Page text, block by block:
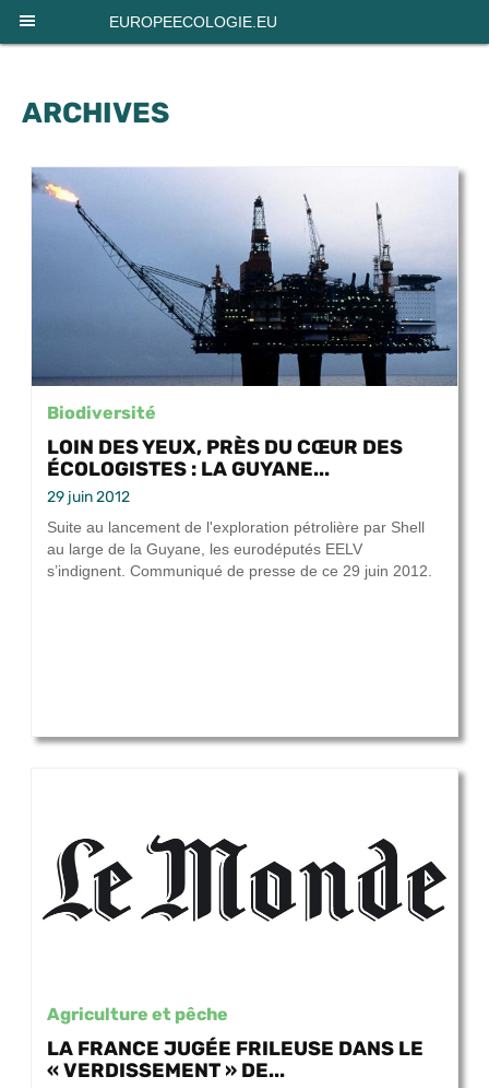
EUROPEECOLOGIE.EU
ARCHIVES
Biodiversité
LOIN DES YEUX, PRÈS DU CŒUR DES
ÉCOLOGISTES : LA GUYANE...
29 juin 2012
Suite au lancement de l'exploration pétrolière par Shell
au large de la Guyane, les eurodéputés EELV
s’indignent. Communiqué de presse de ce 29 juin 2012.
Agriculture et pêche
LA FRANCE JUGÉE FRILEUSE DANS LE
« VERDISSEMENT » DE...